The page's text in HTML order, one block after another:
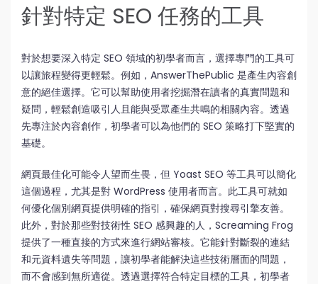
針對特定 SEO 任務的工具
對於想要深入特定 SEO 領域的初學者而言，選擇專門的工具可
以讓旅程變得更輕鬆。例如，AnswerThePublic 是產生內容創
意的絕佳選擇。它可以幫助使用者挖掘潛在讀者的真實問題和
疑問，輕鬆創造吸引人且能與受眾產生共鳴的相關內容。透過
先專注於內容創作，初學者可以為他們的 SEO 策略打下堅實的
基礎。
網頁最佳化可能令人望而生畏，但 Yoast SEO 等工具可以簡化
這個過程，尤其是對 WordPress 使用者而言。此工具可就如
何優化個別網頁提供明確的指引，確保網頁對搜尋引擎友善。
此外，對於那些對技術性 SEO 感興趣的人，Screaming Frog
提供了一種直接的方式來進行網站審核。它能針對斷裂的連結
和元資料遺失等問題，讓初學者能解決這些技術層面的問題，
而不會感到無所適從。透過選擇符合特定目標的工具，初學者